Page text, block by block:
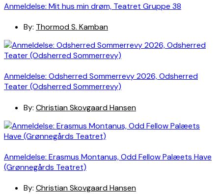
Anmeldelse: Mit hus min drøm, Teatret Gruppe 38
By: Thormod S. Kamban
Anmeldelse: Odsherred Sommerrevy 2026, Odsherred
Teater (Odsherred Sommerrevy)
By: Christian Skovgaard Hansen
Anmeldelse: Erasmus Montanus, Odd Fellow Palæets Have
(Grønnegårds Teatret)
By: Christian Skovgaard Hansen